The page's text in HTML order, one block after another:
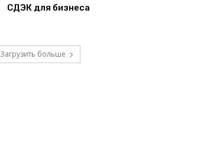
СДЭК для бизнеса
Загрузить больше